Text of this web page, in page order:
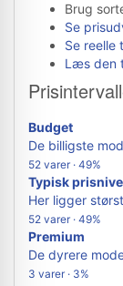
Brug
Se
Se reelle
Læs den
Budget
De billigste
52 varer · 49%
Typisk
Her ligger
52 varer · 49%
Premium
De dyrere
3 varer · 3%